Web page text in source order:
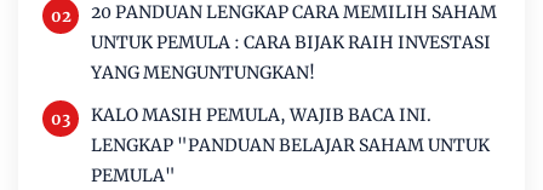
20 PANDUAN LENGKAP CARA MEMILIH SAHAM
UNTUK PEMULA : CARA BIJAK RAIH INVESTASI
YANG MENGUNTUNGKAN!
KALO MASIH PEMULA, WAJIB BACA INI.
LENGKAP "PANDUAN BELAJAR SAHAM UNTUK
PEMULA"